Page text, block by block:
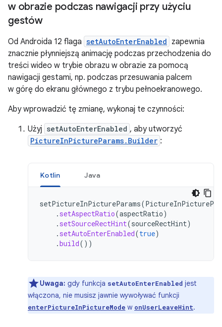
w obrazie podczas nawigacji przy użyciu
gestów
Od Androida 12 flaga setAutoEnterEnabled zapewnia
znacznie płynniejszą animację podczas przechodzenia do
treści wideo w trybie obrazu w obrazie za pomocą
nawigacji gestami, np. podczas przesuwania palcem
w górę do ekranu głównego z trybu pełnoekranowego.
Aby wprowadzić tę zmianę, wykonaj te czynności:
Użyj setAutoEnterEnabled , aby utworzyć
PictureInPictureParams.Builder :
Kotlin Java
setPictureInPictureParams(
. setAspectRatio(aspectRatio)
. setSourceRectHint(sourceRectHint)
. setAutoEnterEnabled(true)
.build())
Uwaga: gdy funkcja setAutoEnterEnabled jest
włączona, nie musisz jawnie wywoływać funkcji
enterPictureInPictureMode w onUserLeaveHint.